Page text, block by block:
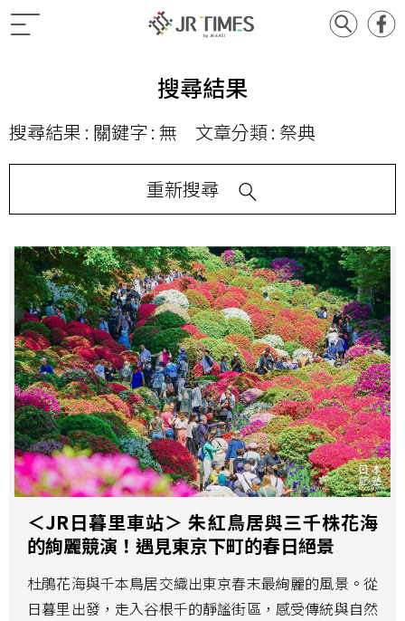
搜尋結果
搜尋結果 : 關鍵字 : 無 文章分類 : 祭典
重新搜尋
＜JR日暮里車站＞ 朱紅鳥居與三千株花海
的絢麗競演！遇見東京下町的春日絕景
杜鵑花海與千本鳥居交織出東京春末最絢麗的風景。從
日暮里出發，走入谷根千的靜謐街區，感受傳統與自然